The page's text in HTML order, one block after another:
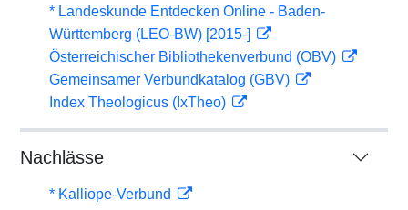
* Landeskunde Entdecken Online - Baden-
Württemberg (LEO-BW) [2015-]
Österreichischer Bibliothekenverbund (OBV)
Gemeinsamer Verbundkatalog (GBV)
Index Theologicus (IxTheo)
Nachlässe
* Kalliope-Verbund